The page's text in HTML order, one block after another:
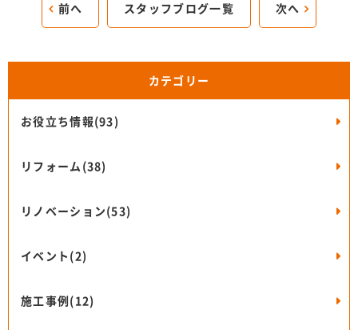
前へ スタッフブログ一覧 次へ
カテゴリー
お役立ち情報(93)
リフォーム(38)
リノベーション(53)
イベント(2)
施工事例(12)